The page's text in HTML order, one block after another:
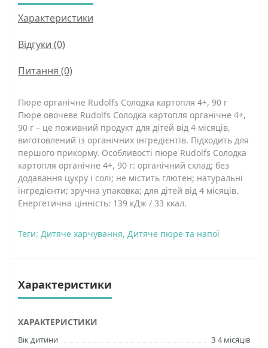
Характеристики
Відгуки (0)
Питання (0)
Пюре органічне Rudolfs Солодка картопля 4+, 90 г
Пюре овочеве Rudolfs Солодка картопля органічне 4+,
90 г – це поживний продукт для дітей від 4 місяців,
виготовлений із органічних інгредієнтів. Підходить для
першого прикорму. Особливості пюре Rudolfs Солодка
картопля органічне 4+, 90 г: органічний склад; без
додавання цукру і солі; не містить глютен; натуральні
інгредієнти; зручна упаковка; для дітей від 4 місяців.
Енергетична цінність: 139 кДж / 33 ккал.
Теги: Дитяче харчування, Дитяче пюре та напої
Характеристики
ХАРАКТЕРИСТИКИ
Вік дитини
З 4 місяців